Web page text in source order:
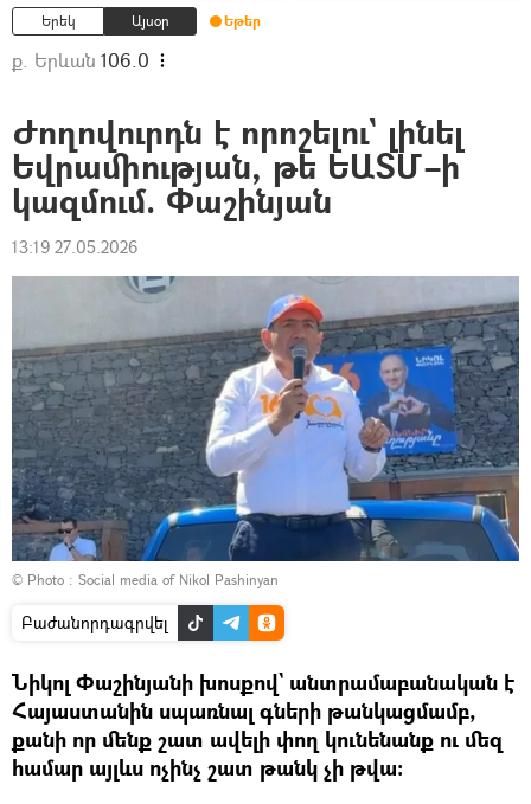
Երեկ Այսօր Եթեր
ք. Երևան 106.0
Ժողովուրդն է որոշելու` լինել
Եվրամիության, թե ԵԱՏՄ–ի
կազմում. Փաշինյան
13:19 27.05.2026
© Photo : Social media of Nikol Pashinyan
Բաժանորդագրվել
Նիկոլ Փաշինյանի խոսքով` անտրամաբանական է
Հայաստանին սպառնալ գների թանկացմամբ,
քանի որ մենք շատ ավելի փող կունենանք ու մեզ
համար այլևս ոչինչ շատ թանկ չի թվա։